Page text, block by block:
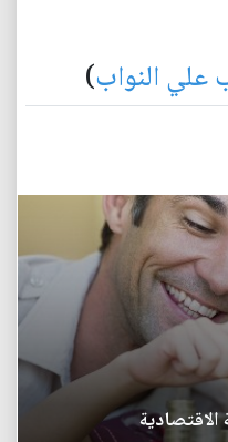
علي النواب)
الاقتصادية